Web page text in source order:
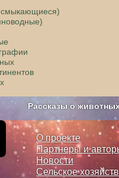
Рассказы о
О проекте
О проекте
Партнеры и
Новости
Сельское